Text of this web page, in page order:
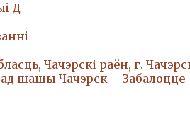
Д
Чачэрскі раён, г.
ад шашы Чачэрск – Забалоцце